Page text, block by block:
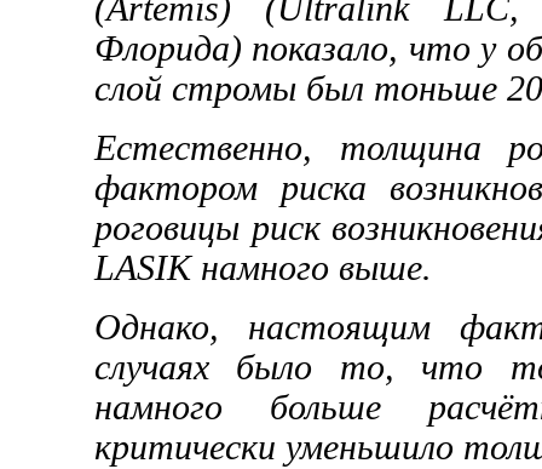
(Artemis) (Ultralink
Флорида) показало, что у
слой стромы был тоньше
Естественно, толщина
фактором риска
роговицы риск
LASIK намного выше.
Однако, настоящим
случаях было то, что
намного больше
критически уменьшило